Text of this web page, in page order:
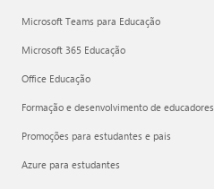
Microsoft Teams para Educação
Microsoft 365 Educação
Office Educação
Formação e desenvolvimento de educadores
Promoções para estudantes e pais
Azure para estudantes